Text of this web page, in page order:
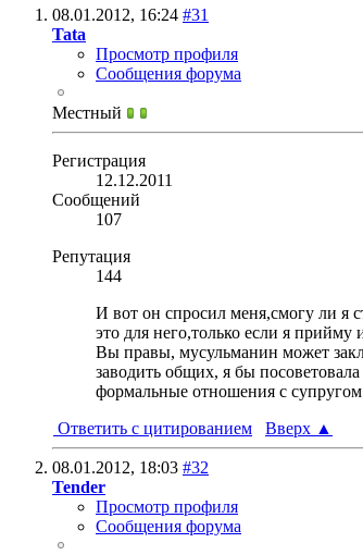
08.01.2012, 16:24 #31
Tata
Просмотр профиля
Сообщения форума
Местный
Регистрация
12.12.2011
Сообщений
107
Репутация
144
И вот он спросил меня,смогу ли я
это для него,только если я
Вы правы, мусульманин может
заводить общих, я бы
формальные отношения с
Ответить с цитированием
Вверх ▲
08.01.2012, 18:03 #32
Tender
Просмотр профиля
Сообщения форума